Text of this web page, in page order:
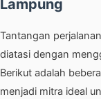
Lampung
Tantangan
diatasi dengan
Berikut adalah
menjadi mitra ideal